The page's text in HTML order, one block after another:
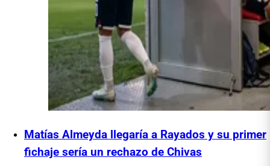
Matías Almeyda llegaría a Rayados y su primer
fichaje sería un rechazo de Chivas